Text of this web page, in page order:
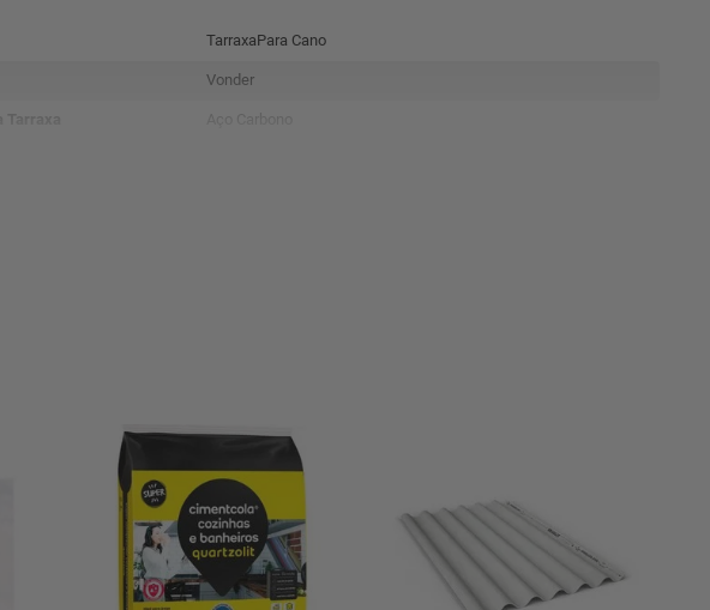
TarraxaPara Cano
Vonder